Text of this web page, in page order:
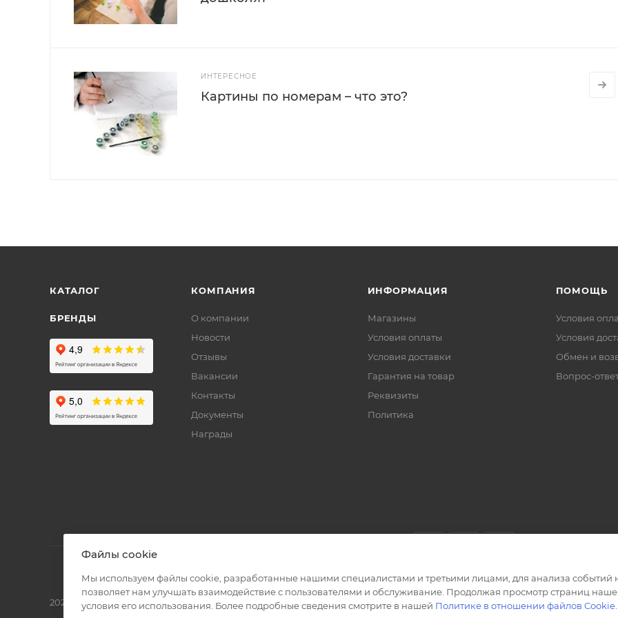
ИНТЕРЕСНОЕ
Картины по номерам – что это?
КАТАЛОГ
БРЕНДЫ
КОМПАНИЯ
О компании
Новости
Отзывы
Вакансии
Контакты
Документы
Награды
ИНФОРМАЦИЯ
Магазины
Условия оплаты
Условия доставки
Гарантия на товар
Реквизиты
Политика
ПОМОЩЬ
Условия
Условия
Обмен и
Вопрос-
2026 © Полиграф кит - интернет-магазин
Файлы cookie
Мы используем файлы cookie, разработанные нашими специалистами и третьими лицами, для анализа событий
позволяет нам улучшать взаимодействие с пользователями и обслуживание. Продолжая просмотр страниц
условия его использования. Более подробные сведения смотрите в нашей Политике в отношении файлов Cookie